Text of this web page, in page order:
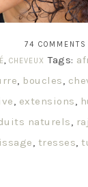
74 COMMENTS
,CHEVEUX Tags:
, boucles,
, extensions,
naturels,
, tresses,